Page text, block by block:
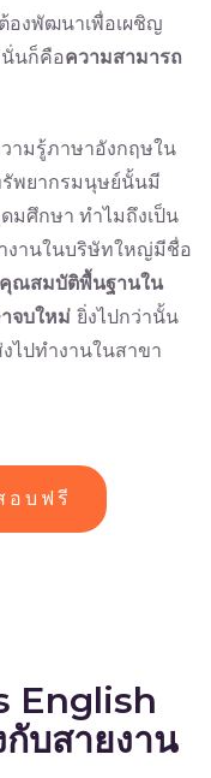
องพัฒนาเพื่อเผชิญ
นก็คือความสามารถ
ามรู้ภาษาอังกฤษใน
รัพยากรมนุษย์นั้นมี
มศึกษา ทำไมถึงเป็น
งานในบริษัทใหญ่มีชื่อ
คุณสมบัติพื้นฐานใน
จบใหม่ ยิ่งไปกว่านั้น
ไปทำงานในสาขา
อบฟรี
English
กับสายงาน